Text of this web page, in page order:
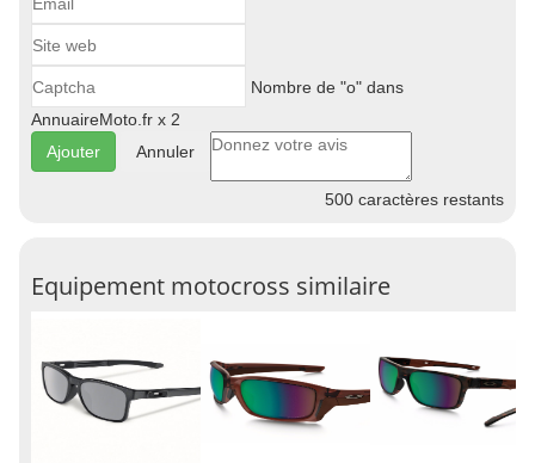
Nombre de "o" dans
AnnuaireMoto.fr x 2
Annuler
500 caractères restants
Equipement motocross similaire